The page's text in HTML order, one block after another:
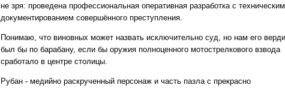
не зря: проведена профессиональная оперативная разработка с техническим
документированием совершённого преступления.
Понимаю, что виновных может назвать исключительно суд, но нам его
был бы по барабану, если бы оружия полноценного мотострелкового взвода
сработало в центре столицы.
Рубан - медийно раскрученный персонаж и часть пазла с прекрасно